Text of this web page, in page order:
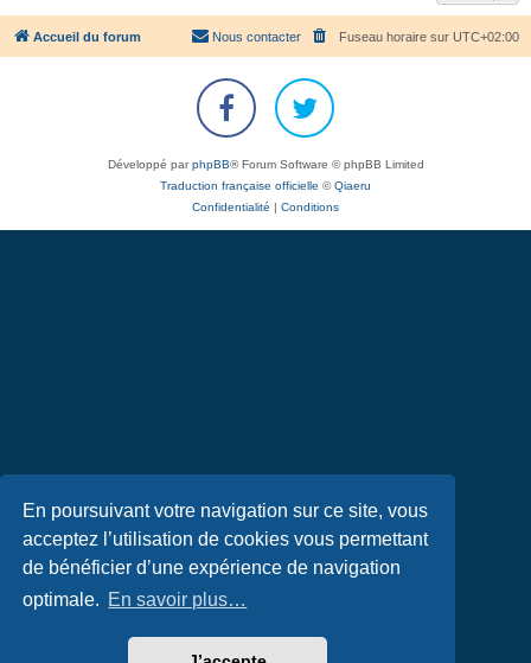
En poursuivant votre navigation sur ce site, vous
acceptez l’utilisation de cookies vous permettant
de bénéficier d’une expérience de navigation
optimale. En savoir plus…
e
r
Accueil du forum Fuseau horaire sur UTC+02:00
Nous contacter
Développé parphpBB® Forum Software © phpBB Limited
Traduction française officielle ©Qiaeru
Confidentialité | Conditions